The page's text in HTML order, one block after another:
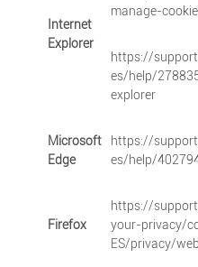
Internet
Explorer
manage-
https://
es/help/
explorer
Microsoft
Edge
https://
es/help/
Firefox
https://
your-privacy/
ES/privacy/